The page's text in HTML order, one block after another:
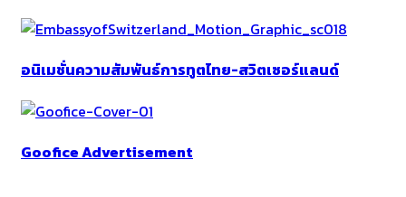
อนิเมชั่นความสัมพันธ์การทูตไทย-สวิตเซอร์แลนด์
Goofice Advertisement